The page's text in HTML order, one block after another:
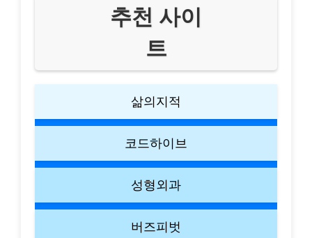
추천 사이
트
삶의지적
코드하이브
성형외과
버즈피벗